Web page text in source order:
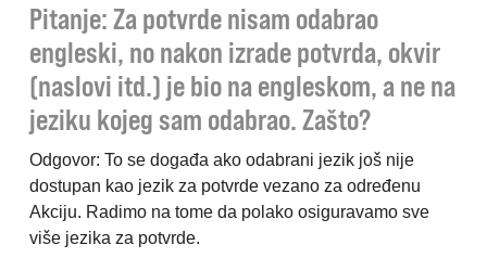
Pitanje: Za potvrde nisam odabrao
engleski, no nakon izradepotvrda, okvir
(naslovi itd.) je bio na engleskom, a ne na
jeziku kojeg sam odabrao. Zašto?
Odgovor: To se događa ako odabrani jezik još nije
dostupan kao jezik za potvrde vezano za određenu
Akciju. Radimo na tome da polako osiguravamo sve
više jezika za potvrde.